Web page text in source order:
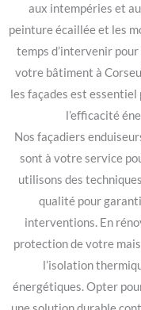
aux intempéries et
peinture écaillée et les
temps d’intervenir
votre bâtiment à
les façades est
l’efficacité
Nos façadiers
sont à votre service
utilisons des
qualité pour
interventions. En
protection de votre
l’isolation
énergétiques. Opter